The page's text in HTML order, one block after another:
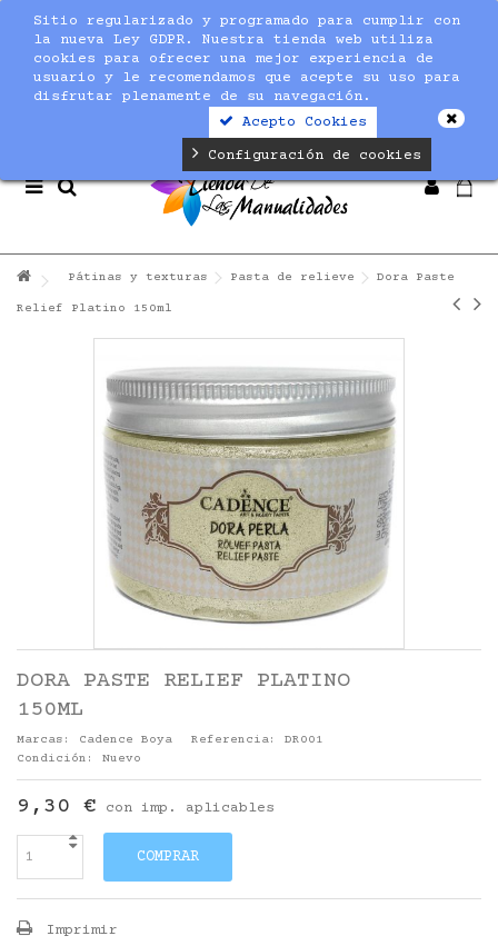
Notice : Undefined index: max_amount in
/home/nuevaltm/public_html/modules/sequracheckout/lib/
on line19
Sitio regularizado y programado para cumplir con
la nueva Ley GDPR. Nuestra tienda web utiliza
cookies para ofrecer una mejor experiencia de
usuario y le recomendamos que acepte su uso para
disfrutar plenamente de su navegación.
Acepto Cookies
Configuración de cookies
Pátinas y texturas Pasta de relieve Dora Paste
Relief Platino 150ml
DORA PASTE RELIEF PLATINO
150ML
Marcas: Cadence Boya Referencia:
DR001
Condición:
Nuevo
9,30 € con imp. aplicables
COMPRAR
Imprimir